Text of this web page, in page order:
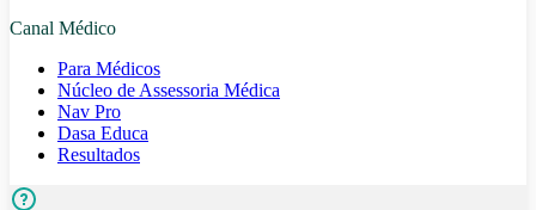
Canal Médico
Para Médicos
Núcleo de Assessoria Médica
Nav Pro
Dasa Educa
Resultados